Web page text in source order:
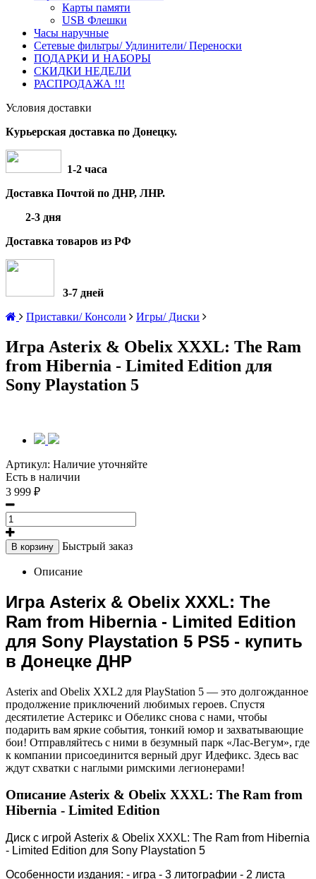
Карты памяти
USB Флешки
Часы наручные
Сетевые фильтры/ Удлинители/ Переноски
ПОДАРКИ И НАБОРЫ
СКИДКИ НЕДЕЛИ
РАСПРОДАЖА !!!
Условия доставки
Курьерская доставка по Донецку.
1-2 часа
Доставка Почтой по ДНР, ЛНР.
2-3 дня
Доставка товаров из РФ
3-7 дней
Приставки/ Консоли
Игры/ Диски
Игра Asterix & Obelix XXXL: The Ram
from Hibernia - Limited Edition для
Sony Playstation 5
Артикул: Наличие уточняйте
Есть в наличии
3 999 ₽
В корзину Быстрый заказ
Описание
Игра Asterix & Obelix XXXL: The
Ram from Hibernia - Limited Edition
для Sony Playstation 5 PS5 - купить
в Донецке ДНР
Asterix and Obelix XXL2 для PlayStation 5 — это долгожданное
продолжение приключений любимых героев. Спустя
десятилетие Астерикс и Обеликс снова с нами, чтобы
подарить вам яркие события, тонкий юмор и захватывающие
бои! Отправляйтесь с ними в безумный парк «Лас-Вегум», где
к компании присоединится верный друг Идефикс. Здесь вас
ждут схватки с наглыми римскими легионерами!
Описание Asterix & Obelix XXXL: The Ram from
Hibernia - Limited Edition
Диск с игрой Asterix & Obelix XXXL: The Ram from Hibernia
- Limited Edition для Sony Playstation 5
Особенности издания: - игра - 3 литографии - 2 листа